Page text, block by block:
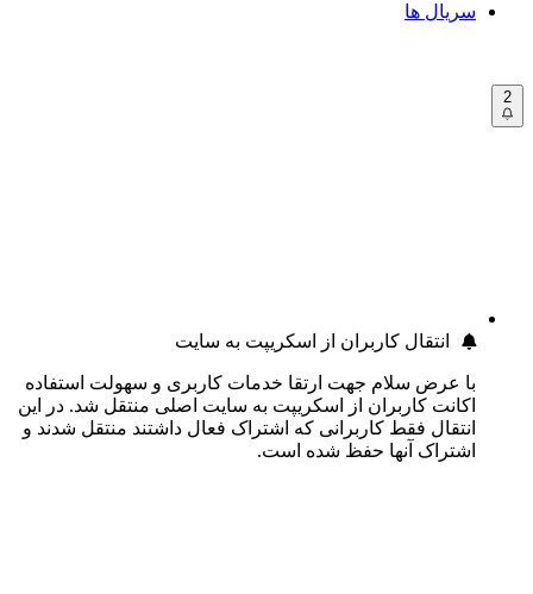
سریال ها
2
انتقال کاربران از اسکریپت به سایت
با عرض سلام جهت ارتقا خدمات کاربری و سهولت استفاده
اکانت کاربران از اسکریپت به سایت اصلی منتقل شد. در این
انتقال فقط کاربرانی که اشتراک فعال داشتند منتقل شدند و
اشتراک آنها حفظ شده است.